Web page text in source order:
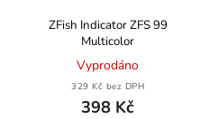
ZFish Indicator ZFS 99
Multicolor
Vyprodáno
329 Kč bez DPH
398 Kč